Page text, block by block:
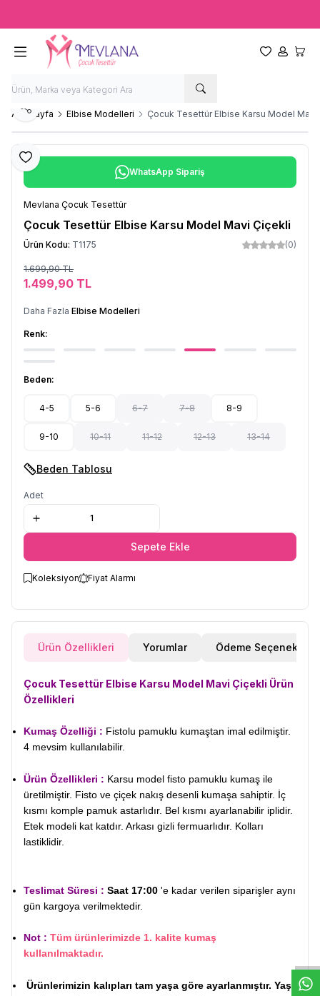
Favorilerim
Hesabım
Ana Sayfa Elbise Modelleri Çocuk Tesettür Elbise Karsu Model Mavi
Favoriye Ekle
Paylaş
WhatsApp Sipariş
Mevlana Çocuk Tesettür
Çocuk Tesettür Elbise Karsu Model Mavi Çiçekli
Ürün Kodu: T1175 (0)
1.699,90TL
1.499,90 TL
Daha Fazla Elbise Modelleri
Renk:
Beden:
4-5 5-6 6-7 7-8 8-9
9-10 10-11 11-12 12-13 13-14
Beden Tablosu
Adet
Sepete Ekle
Koleksiyon Fiyat Alarmı
Ürün Özellikleri Yorumlar Ödeme Seçenekleri
Çocuk Tesettür Elbise Karsu Model Mavi Çiçekli Ürün
Özellikleri
Kumaş Özelliği : Fistolu pamuklu kumaştan imal edilmiştir.
4 mevsim kullanılabilir.
Ürün Özellikleri : Karsu model fisto pamuklu kumaş ile
üretilmiştir. Fisto ve çiçek nakış desenli kumaşa sahiptir. İç
kısmı komple pamuk astarlıdır. Bel kısmı ayarlanabilir iplidir.
Etek modeli kat katdır. Arkası gizli fermuarlıdır. Kolları
lastiklidir.
Teslimat Süresi : Saat 17:00 'e kadar verilen siparişler aynı
gün kargoya verilmektedir.
Not : Tüm ürünlerimizde 1. kalite kumaş
kullanılmaktadır.
Ürünlerimizin kalıpları tam yaşa göre ayarlanmıştır. Yaş